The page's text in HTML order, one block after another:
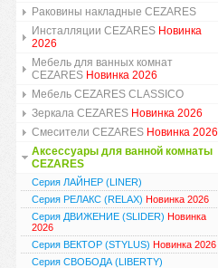
Раковины накладные CEZARES
Инсталляции CEZARES Новинка
2026
Мебель для ванных комнат
CEZARES Новинка 2026
Мебель CEZARES CLASSICO
Зеркала CEZARES Новинка 2026
Смесители CEZARES Новинка 2026
Аксессуары для ванной комнаты
CEZARES
Серия ЛАЙНЕР (LINER)
Серия РЕЛАКС (RELAX) Новинка 2026
Серия ДВИЖЕНИЕ (SLIDER) Новинка
2026
Серия ВЕКТОР (STYLUS) Новинка 2026
Серия СВОБОДА (LIBERTY)